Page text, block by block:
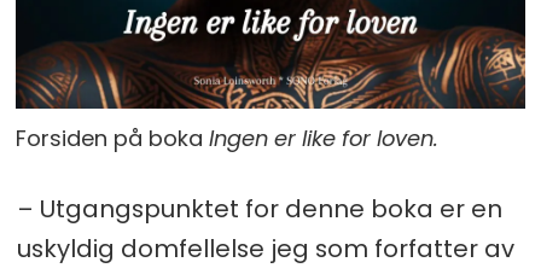
Forsiden på boka Ingen er like for loven.
– Utgangspunktet for denne boka er en
uskyldig domfellelse jeg som forfatter av